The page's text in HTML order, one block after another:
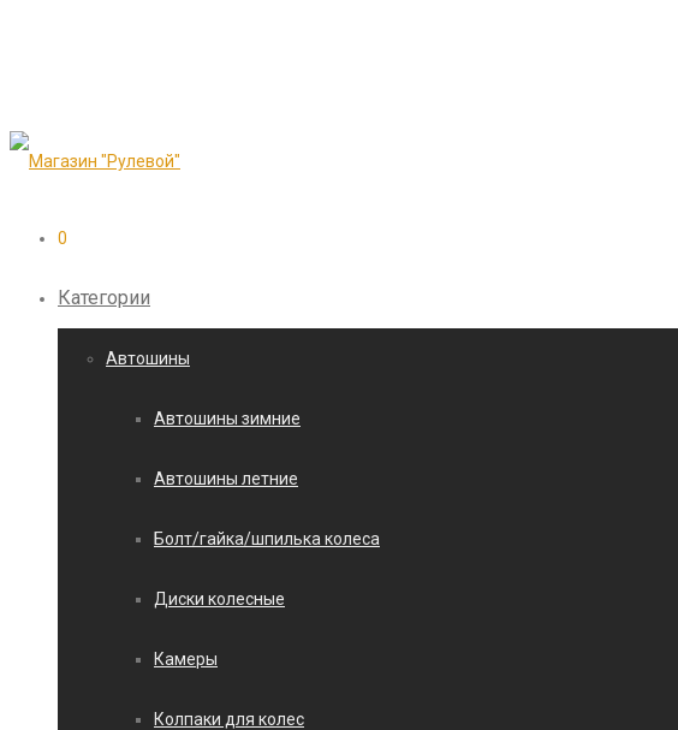
0
Категории
Автошины
Автошины зимние
Автошины летние
Болт/гайка/шпилька колеса
Диски колесные
Камеры
Колпаки для колес